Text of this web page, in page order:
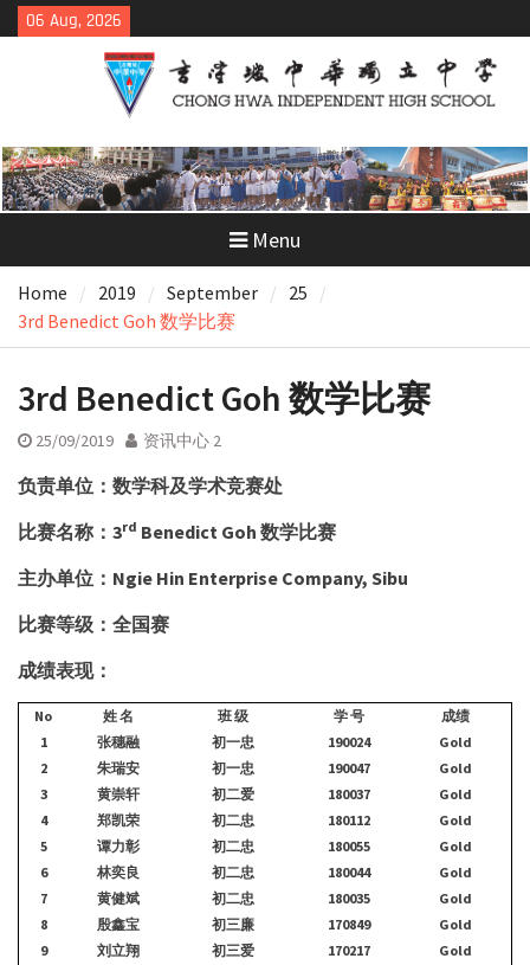
Skip
to
06 Aug, 2026
Menu
Home 2019 September
25
3rd Benedict Goh 数学比赛
3rd Benedict Goh 数学比赛
25/09/2019 资讯中心 2
负责单位：数学科及学术竞赛处
比赛名称：3rd Benedict Goh 数学比赛
主办单位：Ngie Hin Enterprise Company, Sibu
比赛等级：全国赛
成绩表现：
No 姓 名 班 级 学 号
成绩
1
张穗融 初一忠 190024
Gold
2
朱瑞安 初一忠 190047
Gold
3
黄崇轩 初二爱 180037
Gold
4
郑凯荣 初二忠 180112
Gold
5
谭力彰 初二忠 180055
Gold
6
林奕良 初二忠 180044
Gold
7
黄健斌 初二忠 180035
Gold
8
殷鑫宝 初三廉 170849
Gold
9
刘立翔 初三爱 170217
Gold